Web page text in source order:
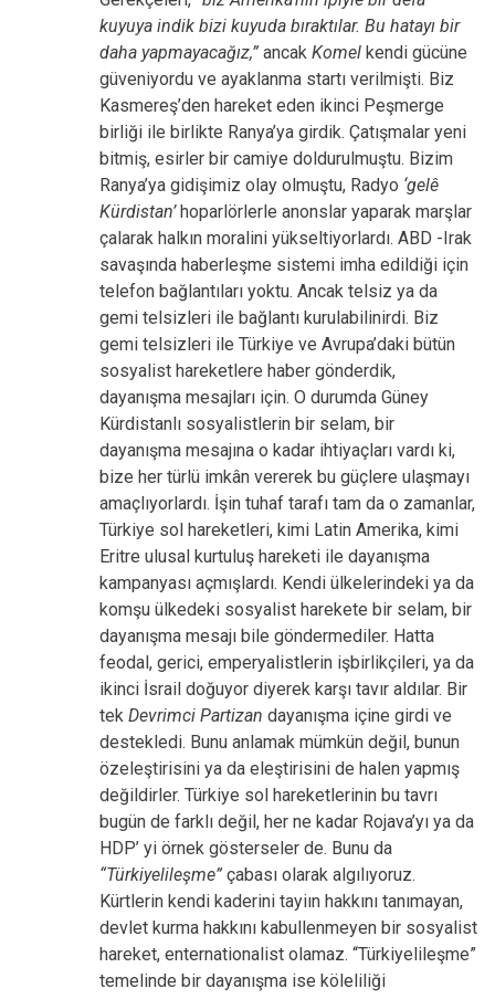
kuyuya indik bizi kuyuda bıraktılar. Bu hatayı bir
daha yapmayacağız,” ancak Komel kendi gücüne
güveniyordu ve ayaklanma startı verilmişti. Biz
Kasmereş’den hareket eden ikinci Peşmerge
birliği ile birlikte Ranya’ya girdik. Çatışmalar yeni
bitmiş, esirler bir camiye doldurulmuştu. Bizim
Ranya’ya gidişimiz olay olmuştu, Radyo ‘gelê
Kürdistan’hoparlörlerle anonslar yaparak marşlar
çalarak halkın moralini yükseltiyorlardı. ABD -Irak
savaşında haberleşme sistemi imha edildiği için
telefon bağlantıları yoktu. Ancak telsiz ya da
gemi telsizleri ile bağlantı kurulabilinirdi. Biz
gemi telsizleri ile Türkiye ve Avrupa’daki bütün
sosyalist hareketlere haber gönderdik,
dayanışma mesajları için. O durumda Güney
Kürdistanlı sosyalistlerin bir selam, bir
dayanışma mesajına o kadar ihtiyaçları vardı ki,
bize her türlü imkân vererek bu güçlere ulaşmayı
amaçlıyorlardı. İşin tuhaf tarafı tam da o zamanlar,
Türkiye sol hareketleri, kimi Latin Amerika, kimi
Eritre ulusal kurtuluş hareketi ile dayanışma
kampanyası açmışlardı. Kendi ülkelerindeki ya da
komşu ülkedeki sosyalist harekete bir selam, bir
dayanışma mesajı bile göndermediler. Hatta
feodal, gerici, emperyalistlerin işbirlikçileri, ya da
ikinci İsrail doğuyor diyerek karşı tavır aldılar. Bir
tek Devrimci Partizan dayanışma içine girdi ve
destekledi. Bunu anlamak mümkün değil, bunun
özeleştirisini ya da eleştirisini de halen yapmış
değildirler. Türkiye sol hareketlerinin bu tavrı
bugün de farklı değil, her ne kadar Rojava’yı ya da
HDP’ yi örnek gösterseler de. Bunu da
“Türkiyelileşme” çabası olarak algılıyoruz.
Kürtlerin kendi kaderini tayiın hakkını tanımayan,
devlet kurma hakkını kabullenmeyen bir sosyalist
hareket, enternationalist olamaz. “Türkiyelileşme”
temelinde bir dayanışma ise köleliliği